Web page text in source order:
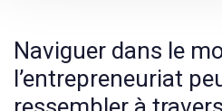
Naviguer dans le
l’entrepreneuriat